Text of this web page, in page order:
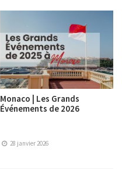
Monaco | Les Grands
Événements de 2026
28 janvier 2026